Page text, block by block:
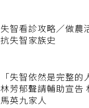
失智看診攻略／做農
抗失智家族史
「失智依然是完整的
林芳郁聲請輔助宣告
馬英九家人